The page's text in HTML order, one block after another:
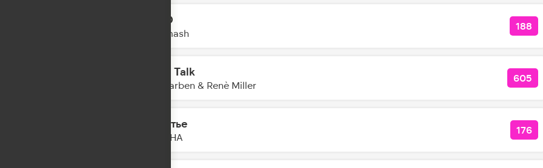
АРГО
DJ Smash
188
Body Talk
Alle Farben & Renè Miller
605
Счастье
DAASHA
176